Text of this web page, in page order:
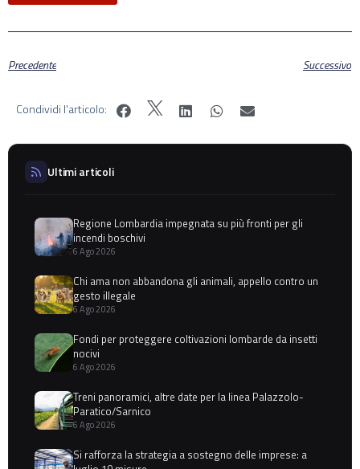
Precedente Successivo
Condividi l'articolo:
Ultimi articoli
Regione Lombardia impegnata su più fronti per gli
incendi boschivi
6 Ago 2026
Chi ama non abbandona gli animali, appello contro un
gesto illegale
6 Ago 2026
Fondi per proteggere coltivazioni lombarde da insetti
nocivi
6 Ago 2026
Treni panoramici, altre date per la linea Palazzolo-
Paratico/Sarnico
6 Ago 2026
Si rafforza la strategia a sostegno delle imprese: a